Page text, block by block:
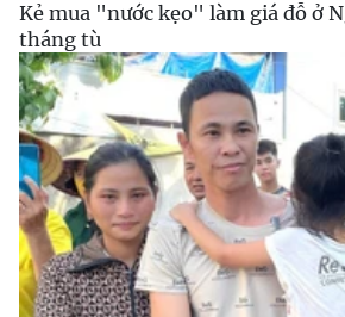
Kẻ mua "nước kẹo" làm giá đỗ ở
tháng tù